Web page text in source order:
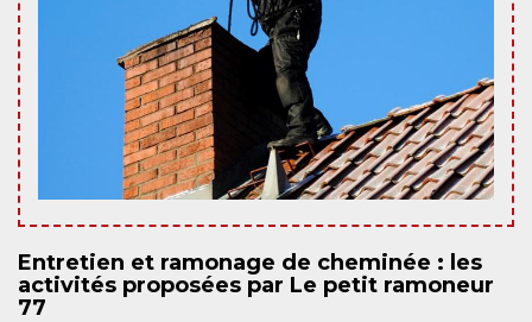
Entretien et ramonage de cheminée : les
activités proposées par Le petit ramoneur
77